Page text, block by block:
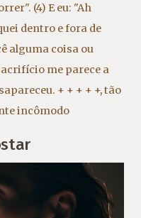
(4) E eu: "Ah
dentro e fora de
alguma coisa ou
me parece a
+ + + + +,tão
incômodo